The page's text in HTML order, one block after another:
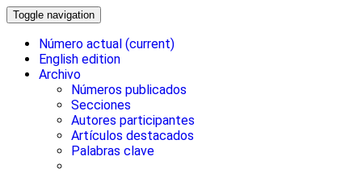
Toggle navigation
Número actual (current)
English edition
Archivo
Números publicados
Secciones
Autores participantes
Artículos destacados
Palabras clave